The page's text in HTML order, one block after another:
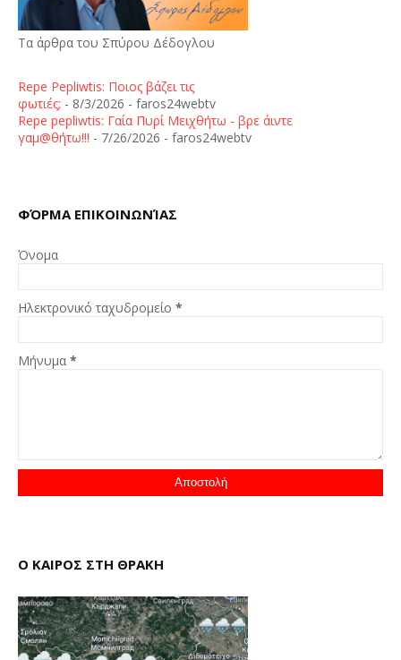
Τα άρθρα του Σπύρου Δέδογλου
Repe Pepliwtis: Ποιος βάζει τις
φωτιές; - 8/3/2026 - faros24webtv
Repe pepliwtis: Γαία Πυρί Μειχθήτω - βρε άιντε
γαμ@θήτω!!! - 7/26/2026 - faros24webtv
ΦΌΡΜΑ ΕΠΙΚΟΙΝΩΝΊΑΣ
Όνομα
Ηλεκτρονικό ταχυδρομείο *
Μήνυμα *
Ο ΚΑΙΡΟΣ ΣΤΗ ΘΡΑΚΗ